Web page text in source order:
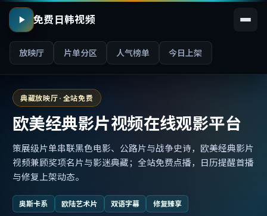
免费日韩视频
放映厅 片单分区 人气榜单 今日上架
典藏放映厅 · 全站免费
欧美经典影片视频在线观影平台
策展级片单串联黑色电影、公路片与战争史诗，欧美经典影片
视频兼顾奖项名片与影迷典藏；全站免费点播，日历提醒首播
与修复上架动态。
奥斯卡系 欧陆艺术片 双语字幕 修复臻享